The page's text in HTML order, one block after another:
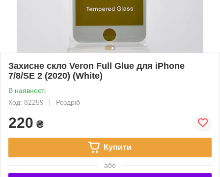
Захисне скло Veron Full Glue для iPhone
7/8/SE 2 (2020) (White)
В наявності
Код: 82259
Роздріб
220 ₴
Купити
або